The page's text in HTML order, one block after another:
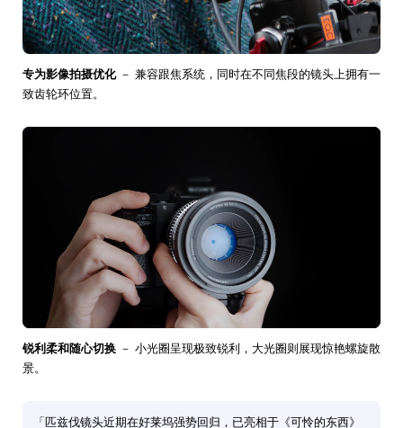
专为影像拍摄优化－ 兼容跟焦系统，同时在不同焦段的镜头上拥有一
致齿轮环位置。
锐利柔和随心切换 － 小光圈呈现极致锐利，大光圈则展现惊艳螺旋散
景。
「匹兹伐镜头近期在好莱坞强势回归，已亮相于《可怜的东西》